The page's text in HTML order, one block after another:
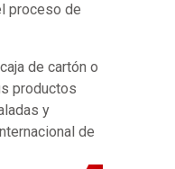
proceso de
de cartón o
productos
y
de